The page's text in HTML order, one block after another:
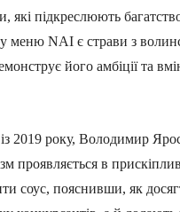
підкреслюють багатство
меню NAI є страви з
його амбіції та
2019 року, Володимир
проявляється в
соус, пояснивши, як